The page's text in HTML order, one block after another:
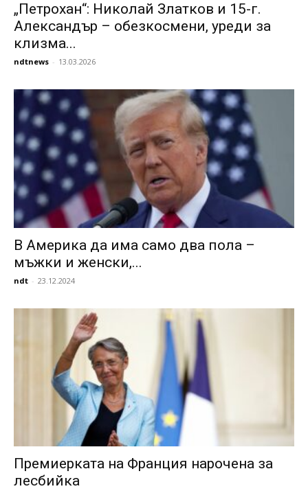
„Петрохан“: Николай Златков и 15-г.
Александър – обезкосмени, уреди за
клизма...
ndtnews - 13.03.2026
В Америка да има само два пола –
мъжки и женски,...
ndt - 23.12.2024
Премиерката на Франция нарочена за
лесбийка